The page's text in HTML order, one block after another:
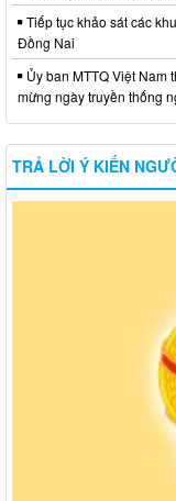
Tiếp tục khảo sát các
Đồng Nai
Ủy ban MTTQ Việt
mừng ngày truyền thống
TRẢ LỜI Ý KIẾN